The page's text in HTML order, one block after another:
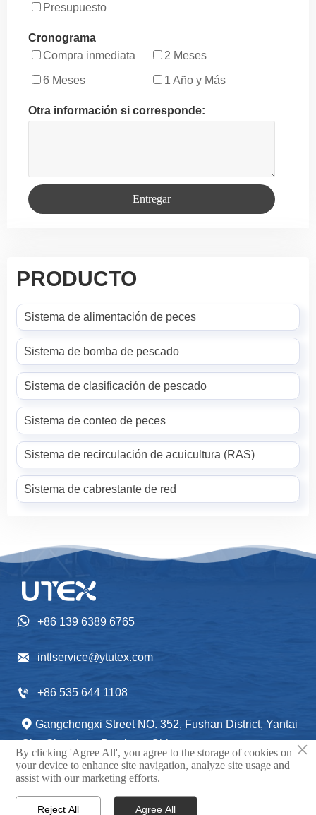
Presupuesto
Cronograma
Compra inmediata
2 Meses
6 Meses 1 Año y Más
Otra información si corresponde:
Entregar
PRODUCTO
Sistema de alimentación de peces
Sistema de bomba de pescado
Sistema de clasificación de pescado
Sistema de conteo de peces
Sistema de recirculación de acuicultura (RAS)
Sistema de cabrestante de red
 +86 139 6389 6765
 intlservice@ytutex.com
 +86 535 644 1108
 Gangchengxi Street NO. 352, Fushan District, Yantai
City, Shandong Province, China.
×
By clicking 'Agree All', you agree to the storage of cookies on
your device to enhance site navigation, analyze site usage and
assist with our marketing efforts.
Reject All Agree All